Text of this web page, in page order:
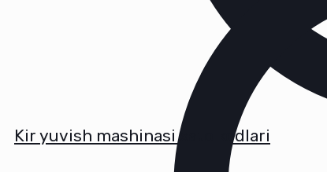
Kir yuvish mashinasi xato kodlari